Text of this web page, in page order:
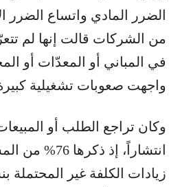
من الشركات قالت إنها لم
في المباني أو المعدّات أو
واجهت صعوبات تشغيلية
وكان تراجع الطلب أو
انتشاراً، إذ